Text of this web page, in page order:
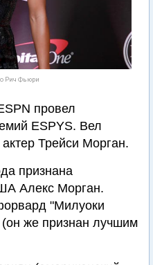
Рич Фьюри
провел
ESPYS. Вел
Трейси Морган.
признана
Алекс Морган.
"Милуоки
же признан лучшим